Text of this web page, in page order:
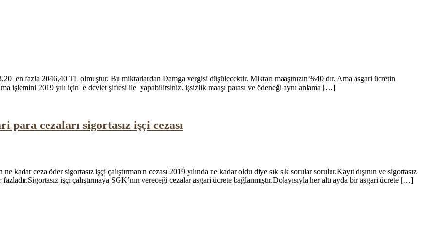
en fazla 2046,40 TL olmuştur. Bu miktarlardan Damga vergisi düşülecektir. Miktarı maaşınızın %40 dır. Ama asgari ücretin
işlemini 2019 yılı için e devlet şifresi ile yapabilirsiniz. işsizlik maaşı parası ve ödeneği aynı anlama […]
para cezaları sigortasız işçi cezası
kadar ceza öder sigortasız işçi çalıştırmanın cezası 2019 yılında ne kadar oldu diye sık sık sorular sorulur.Kayıt dışının ve sigortasız
işçi çalıştırmaya SGK’nın vereceği cezalar asgari ücrete bağlanmıştır.Dolayısıyla her altı ayda bir asgari ücrete […]